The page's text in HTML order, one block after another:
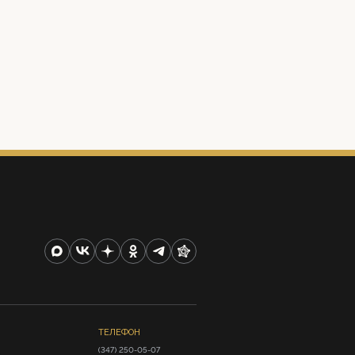
ТЕЛЕФОН
(347) 250-05-07